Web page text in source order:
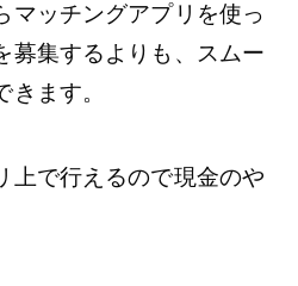
マッチングアプリを使っ
募集するよりも、スムー
ます。
上で行えるので現金のや